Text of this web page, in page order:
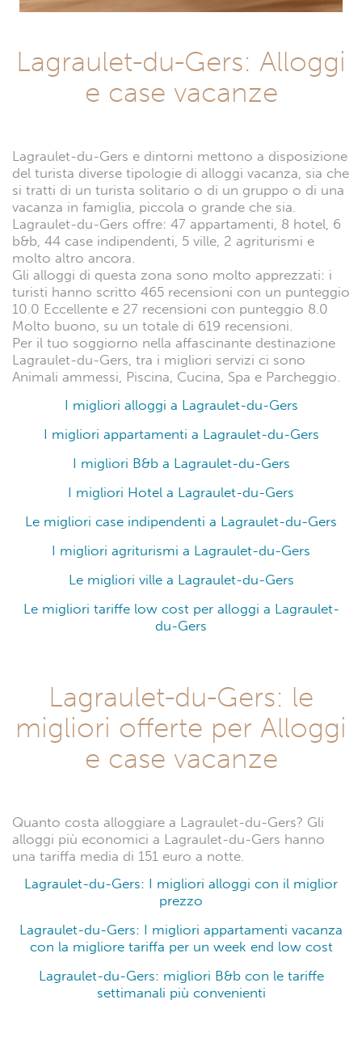
Lagraulet-du-Gers: Alloggi
e case vacanze
Lagraulet-du-Gers e dintorni mettono a disposizione
del turista diverse tipologie di alloggi vacanza, sia che
si tratti di un turista solitario o di un gruppo o di una
vacanza in famiglia, piccola o grande che sia.
Lagraulet-du-Gers offre: 47 appartamenti, 8 hotel, 6
b&b, 44 case indipendenti, 5 ville, 2 agriturismi e
molto altro ancora.
Gli alloggi di questa zona sono molto apprezzati: i
turisti hanno scritto 465 recensioni con un punteggio
10.0 Eccellente e 27 recensioni con punteggio 8.0
Molto buono, su un totale di 619 recensioni.
Per il tuo soggiorno nella affascinante destinazione
Lagraulet-du-Gers, tra i migliori servizi ci sono
Animali ammessi, Piscina, Cucina, Spa e Parcheggio.
I migliori alloggi a Lagraulet-du-Gers
I migliori appartamenti a Lagraulet-du-Gers
I migliori B&b a Lagraulet-du-Gers
I migliori Hotel a Lagraulet-du-Gers
Le migliori case indipendenti a Lagraulet-du-Gers
I migliori agriturismi a Lagraulet-du-Gers
Le migliori ville a Lagraulet-du-Gers
Le migliori tariffe low cost per alloggi a Lagraulet-
du-Gers
Lagraulet-du-Gers: le
migliori offerte per Alloggi
e case vacanze
Quanto costa alloggiare a Lagraulet-du-Gers? Gli
alloggi più economici a Lagraulet-du-Gers hanno
una tariffa media di 151 euro a notte.
Lagraulet-du-Gers: I migliori alloggi con il miglior
prezzo
Lagraulet-du-Gers: I migliori appartamenti vacanza
con la migliore tariffa per un week end low cost
Lagraulet-du-Gers: migliori B&b con le tariffe
settimanali più convenienti